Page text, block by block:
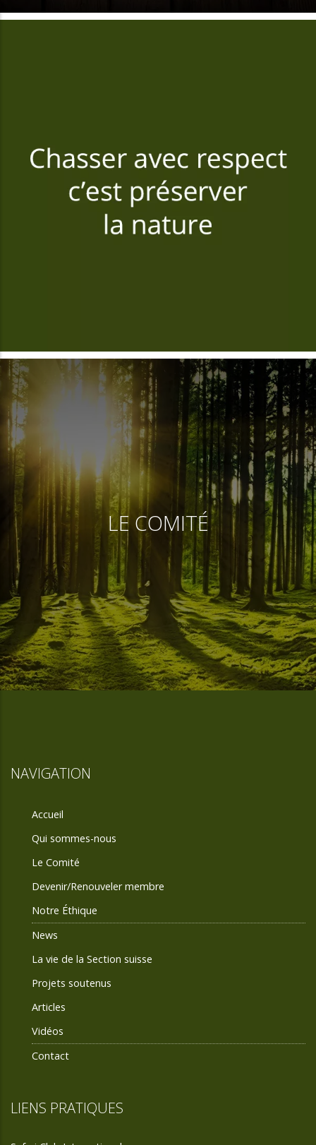
LE COMITÉ
NAVIGATION
Accueil
Qui sommes-nous
Le Comité
Devenir/Renouveler membre
Notre Éthique
News
La vie de la Section suisse
Projets soutenus
Articles
Vidéos
Contact
LIENS PRATIQUES